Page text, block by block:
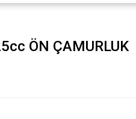
ÖN ÇAMURLUK